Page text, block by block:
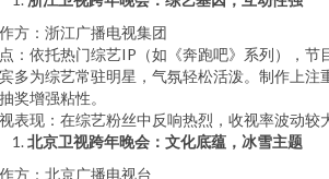
方：浙江广播电视集团
：依托热门综艺IP（如《奔跑吧》系列），节
多为综艺常驻明星，气氛轻松活泼。制作上注
奖增强粘性。
表现：在综艺粉丝中反响热烈，收视率波动较
北京卫视跨年晚会：文化底蕴，冰雪主题
方：北京广播电视台